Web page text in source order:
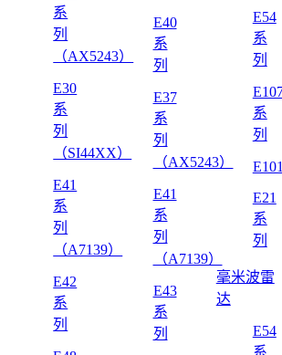
系
列
（AX5243）
E30
系
列
（SI44XX）
E41
系
列
（A7139）
E42
系
列
E40
系
列
E37
系
列
（AX5243）
E41
系
列
（A7139）
E43
系
列
E54
系
列
系
列
E21
系
列
毫米波雷
达
E54
系